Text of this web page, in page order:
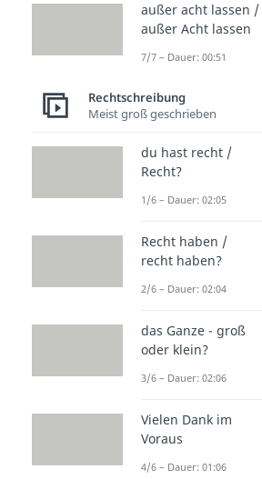
zum
anderen
klein?
zur
Beizum einen,
die
richtig. Die
„anderer“ sind
Zahladjektive.
Warum
dass die
außer acht lassen /
außer Acht lassen
7/7 – Dauer: 00:51
Rechtschreibung
Meist groß geschrieben
du hast recht /
Recht?
1/6 – Dauer: 02:05
Recht haben /
recht haben?
2/6 – Dauer: 02:04
das Ganze - groß
oder klein?
3/6 – Dauer: 02:06
Vielen Dank im
Voraus
4/6 – Dauer: 01:06